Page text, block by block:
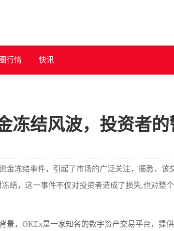
行情 快讯
冻结风波，投资者的
金冻结事件，引起了市场的广泛关注，据悉，该
结，这一事件不仅对投资者造成了损失,也对整
景，OKEx是一家知名的数字资产交易平台，提